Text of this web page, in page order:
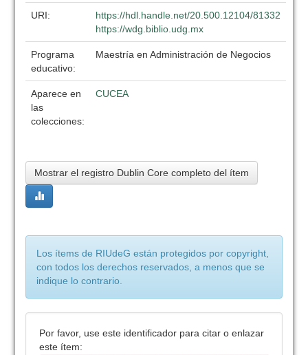
URI:
https://hdl.handle.net/20.500.12104/81332
https://wdg.biblio.udg.mx
Programa
educativo:
Maestría en Administración de Negocios
Aparece en
las
colecciones:
CUCEA
Mostrar el registro Dublin Core completo del ítem
Los ítems de RIUdeG están protegidos por copyright,
con todos los derechos reservados, a menos que se
indique lo contrario.
Por favor, use este identificador para citar o enlazar
este ítem: